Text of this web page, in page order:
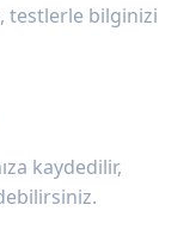
testlerle bilginizi
kaydedilir,